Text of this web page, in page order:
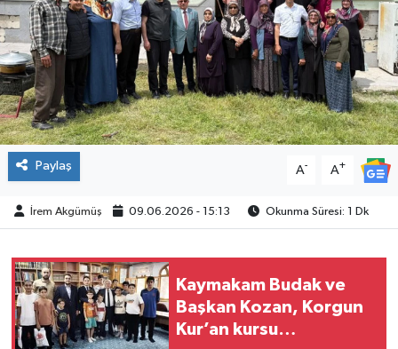
Paylaş A- A+
İrem Akgümüş 09.06.2026 - 15:13 Okunma Süresi: 1 Dk
Kaymakam Budak ve
Başkan Kozan, Korgun
Kur’an kursu
İLÇELER
RESMİ İLANLAR
KÜLTÜR
TURİZM
MAGAZİN
VEFAT
BİLİM&TEKNOLOJİ
BÖLGE